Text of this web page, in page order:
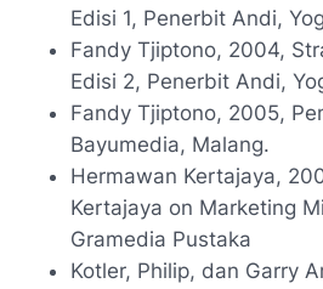
Edisi 1, Penerbit Andi,
Fandy Tjiptono, 2004,
Edisi 2, Penerbit Andi,
Fandy Tjiptono, 2005,
Bayumedia, Malang.
Hermawan Kertajaya,
Kertajaya on Marketing
Gramedia Pustaka
Kotler, Philip, dan Garry